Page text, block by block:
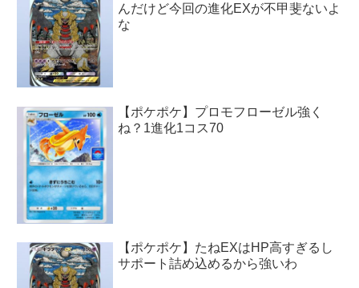
んだけど今回の進化EXが不甲斐ないよ
な
【ポケポケ】プロモフローゼル強く
ね？1進化1コス70
【ポケポケ】たねEXはHP高すぎるし
サポート詰め込めるから強いわ